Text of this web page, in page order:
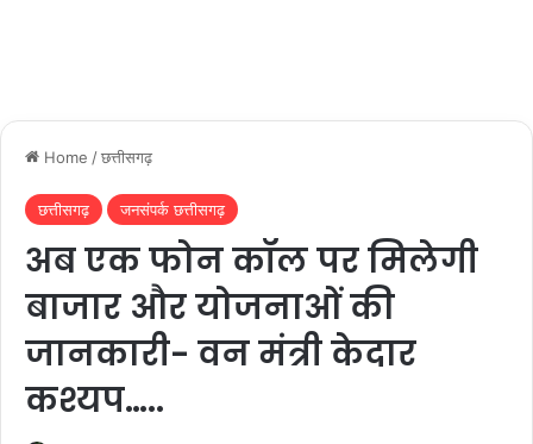
Home /छत्तीसगढ़
छत्तीसगढ़ जनसंपर्क छत्तीसगढ़
अब एक फोन कॉल पर मिलेगी
बाजार और योजनाओं की
जानकारी- वन मंत्री केदार
कश्यप…..